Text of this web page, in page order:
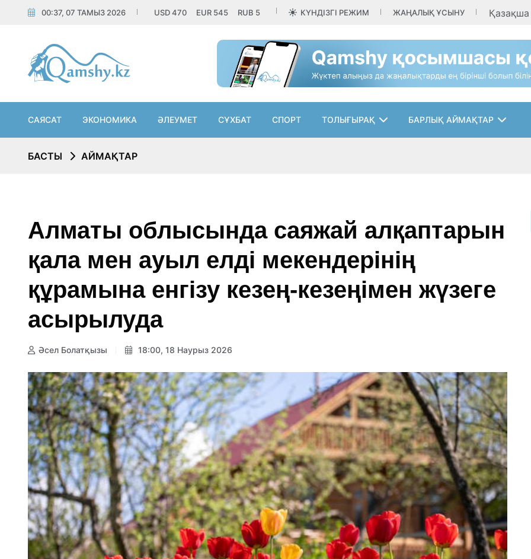
00:37, 07 ТАМЫЗ 2026 USD470 EUR 545 RUB 5 КҮНДІЗГІ РЕЖИМ ЖАҢАЛЫҚ ҰСЫНУ Қазақша
САЯСАТ ЭКОНОМИКА ӘЛЕУМЕТ СҰХБАТ СПОРТ ТОЛЫҒЫРАҚ БАРЛЫҚ АЙМАҚТАР
БАСТЫ АЙМАҚТАР
Алматы облысында саяжай алқаптарын
қала мен ауыл елді мекендерінің
құрамына енгізу кезең-кезеңімен жүзеге
асырылуда
Әсел Болатқызы 18:00, 18 Наурыз 2026